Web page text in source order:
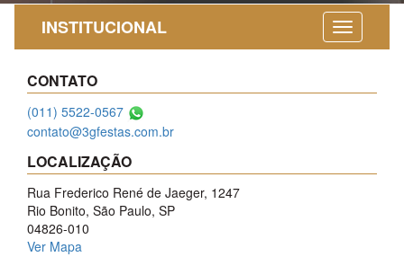
INSTITUCIONAL
CONTATO
(011) 5522-0567
contato@3gfestas.com.br
LOCALIZAÇÃO
Rua Frederico René de Jaeger, 1247
Rio Bonito, São Paulo, SP
04826-010
Ver Mapa